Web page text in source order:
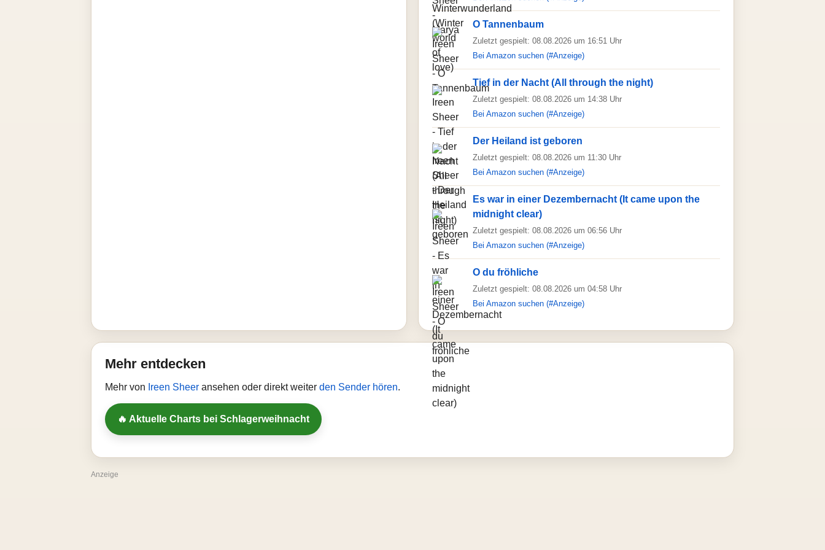
O Tannenbaum
Zuletzt gespielt: 08.08.2026 um 16:51 Uhr
Bei Amazon suchen (#Anzeige)
Tief in der Nacht (All through the night)
Zuletzt gespielt: 08.08.2026 um 14:38 Uhr
Bei Amazon suchen (#Anzeige)
Der Heiland ist geboren
Zuletzt gespielt: 08.08.2026 um 11:30 Uhr
Bei Amazon suchen (#Anzeige)
Es war in einer Dezembernacht (It came upon the
midnight clear)
Zuletzt gespielt: 08.08.2026 um 06:56 Uhr
Bei Amazon suchen (#Anzeige)
O du fröhliche
Zuletzt gespielt: 08.08.2026 um 04:58 Uhr
Bei Amazon suchen (#Anzeige)
Mehr entdecken
Mehr von Ireen Sheer ansehen oder direkt weiter den Sender hören.
🔥 Aktuelle Charts bei Schlagerweihnacht
Anzeige